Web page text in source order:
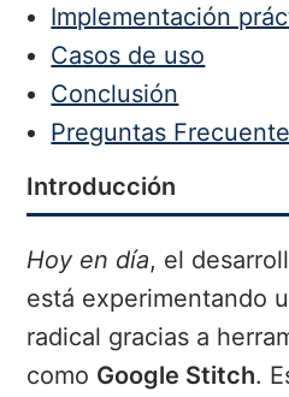
Implementación
Casos de uso
Conclusión
Preguntas
Introducción
Hoy en día, el
está experimentando
radical gracias a
como Google Stitch.